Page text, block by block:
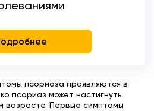
псориаза проявляются в
псориаз может настигнуть
возрасте. Первые симптомы